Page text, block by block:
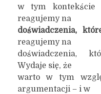
w tym kontekście
reagujemy na
doświadczenia,
reagujemy na
doświadczenia,
Wydaje się, że
warto w tym
argumentacji – i w